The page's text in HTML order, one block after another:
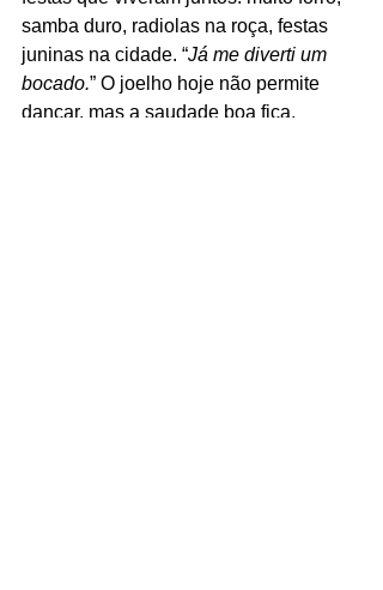
samba duro, radiolas na roça, festas
juninas na cidade. “Já me diverti um
bocado.” O joelho hoje não permite
dançar, mas a saudade boa fica.